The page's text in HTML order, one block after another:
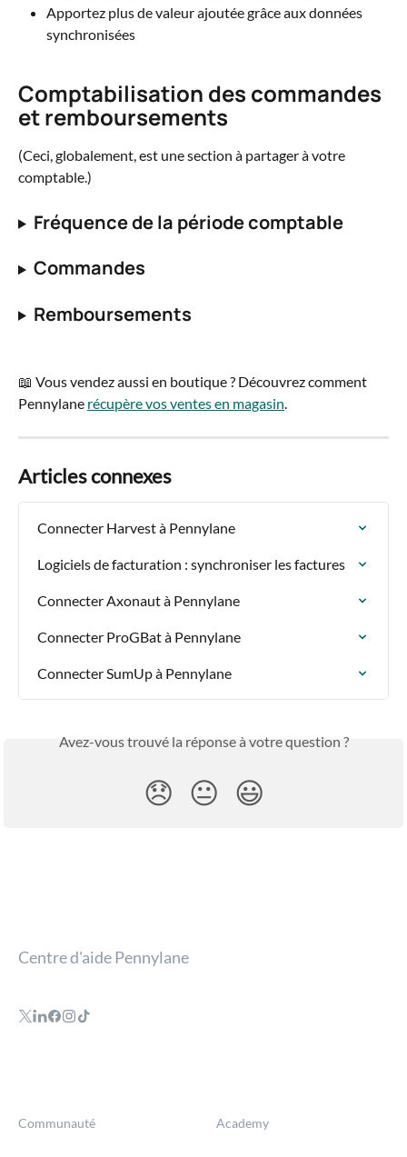
Apportez plus de valeur ajoutée grâce aux données
synchronisées
Comptabilisation des commandes
et remboursements
(Ceci, globalement, est une section à partager à votre
comptable.)
Fréquence de la période comptable
Commandes
Remboursements
📖 Vous vendez aussi en boutique ? Découvrez comment
Pennylane récupère vos ventes en magasin
Articles connexes
Connecter Harvest à Pennylane
Logiciels de facturation : synchroniser les factures
Connecter Axonaut à Pennylane
Connecter ProGBat à Pennylane
Connecter SumUp à Pennylane
Avez-vous trouvé la réponse à votre question ?
😞 😐 😃
Centre d'aide Pennylane
Communauté Academy